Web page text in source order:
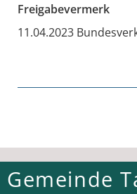
Freigabevermerk
11.04.2023
Gemeinde